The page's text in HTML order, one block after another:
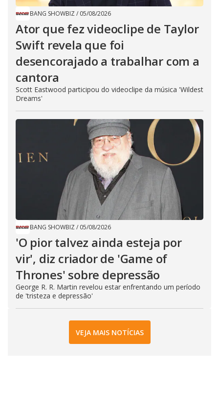
BANG SHOWBIZ / 05/08/2026
Ator que fez videoclipe de Taylor
Swift revela que foi
desencorajado a trabalhar com a
cantora
Scott Eastwood participou do videoclipe da música 'Wildest
Dreams'
BANG SHOWBIZ / 05/08/2026
'O pior talvez ainda esteja por
vir', diz criador de 'Game of
Thrones' sobre depressão
George R. R. Martin revelou estar enfrentando um período
de 'tristeza e depressão'
VEJA MAIS NOTÍCIAS